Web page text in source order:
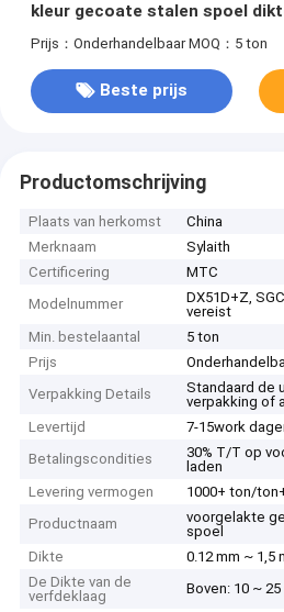
kleur gecoate stalen spoel
breedte 600-1250 mm RAL
Prijs：Onderhandelbaar MOQ：5 ton
Beste prijs
Productomschrijving
Plaats van herkomst
China
Merknaam
Sylaith
Certificering
MTC
Modelnummer
DX51D+Z,
vereist
Min. bestelaantal
5 ton
Prijs
Verpakking Details
Standaard de
verpakking of
Levertijd
7-15work
Betalingscondities
30% T/T op
laden
Levering vermogen
1000+ ton/
Productnaam
voorgelakte
spoel
Dikte
0.12 mm ~ 1,5
De Dikte van de
verfdeklaag
Boven: 10 ~